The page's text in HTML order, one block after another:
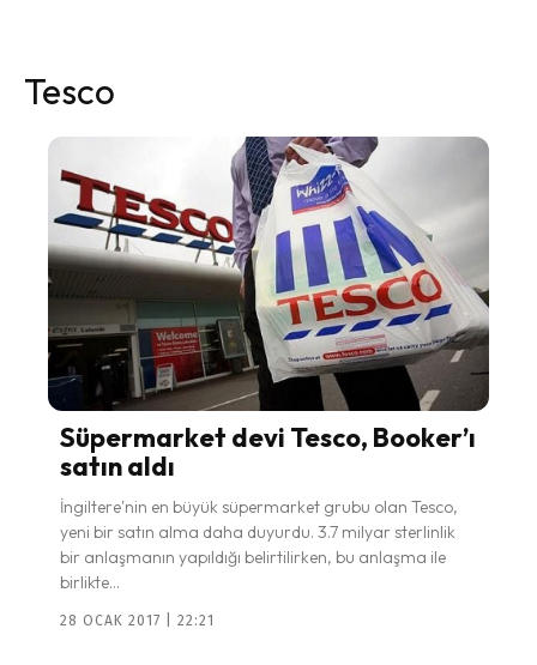
Tesco
Süpermarket devi Tesco, Booker’ı
satın aldı
İngiltere'nin en büyük süpermarket grubu olan Tesco,
yeni bir satın alma daha duyurdu. 3.7 milyar sterlinlik
bir anlaşmanın yapıldığı belirtilirken, bu anlaşma ile
birlikte...
28 OCAK 2017 | 22:21